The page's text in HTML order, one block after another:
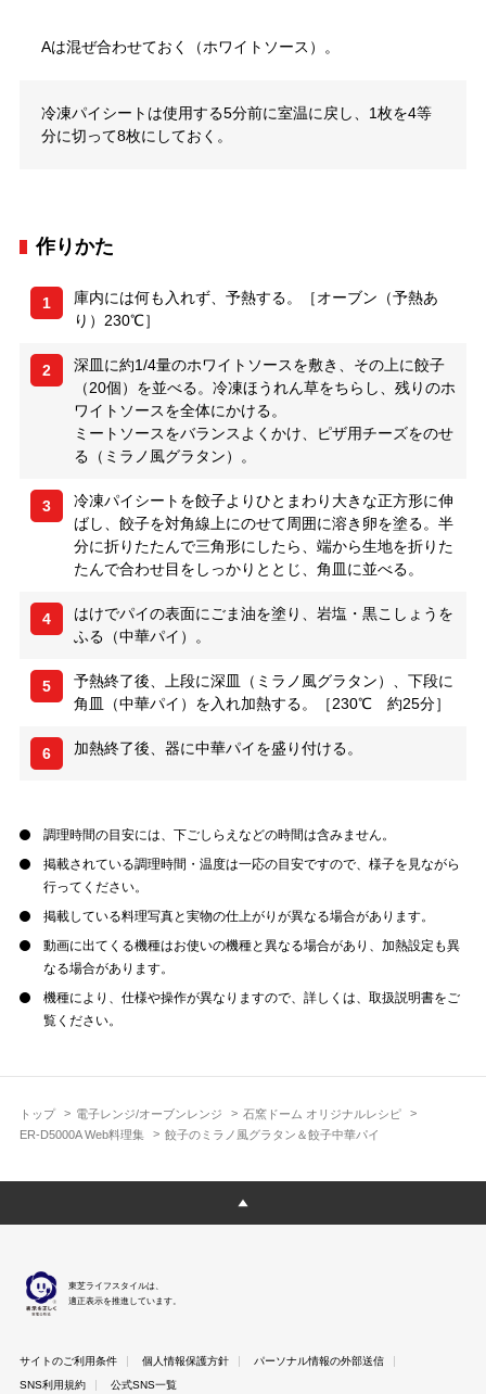
トップ 電子レンジ/オーブンレンジ
石窯ドーム オリジナルレシピ
ER-D5000A Web料理集
餃子のミラノ風グラタン＆餃子中華パイ
Aは混ぜ合わせておく（ホワイトソース）。
冷凍パイシートは使用する5分前に室温に戻し、1枚を4等
分に切って8枚にしておく。
作りかた
1
庫内には何も入れず、予熱する。［オーブン（予熱あ
り）230℃］
2
深皿に約1/4量のホワイトソースを敷き、その上に餃子
（20個）を並べる。冷凍ほうれん草をちらし、残りのホ
ワイトソースを全体にかける。
ミートソースをバランスよくかけ、ピザ用チーズをのせ
る（ミラノ風グラタン）。
3
冷凍パイシートを餃子よりひとまわり大きな正方形に伸
ばし、餃子を対角線上にのせて周囲に溶き卵を塗る。半
分に折りたたんで三角形にしたら、端から生地を折りた
たんで合わせ目をしっかりととじ、角皿に並べる。
4
はけでパイの表面にごま油を塗り、岩塩・黒こしょうを
ふる（中華パイ）。
5
予熱終了後、上段に深皿（ミラノ風グラタン）、下段に
角皿（中華パイ）を入れ加熱する。［230℃ 約25分］
6 加熱終了後、器に中華パイを盛り付ける。
調理時間の目安には、下ごしらえなどの時間は含みません。
掲載されている調理時間・温度は一応の目安ですので、様子を見ながら
行ってください。
掲載している料理写真と実物の仕上がりが異なる場合があります。
動画に出てくる機種はお使いの機種と異なる場合があり、加熱設定も異
なる場合があります。
機種により、仕様や操作が異なりますので、詳しくは、取扱説明書をご
覧ください。
東芝ライフスタイルは、
適正表示を推進しています。
サイトのご利用条件 個人情報保護方針
パーソナル情報の外部送信
SNS利用規約
公式SNS一覧